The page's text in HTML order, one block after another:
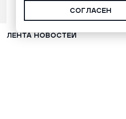
ЛЕНТА НОВОСТЕЙ
СОГЛАСЕН